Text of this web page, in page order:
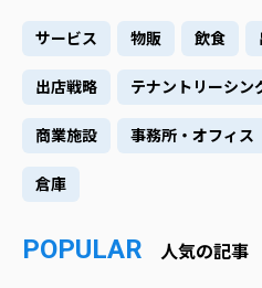
サービス 物販 飲食
出店戦略 テナントリーシン
商業施設 事務所・オフィス
倉庫
POPULAR 人気の記事